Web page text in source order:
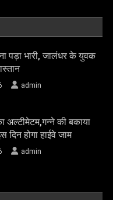
पड़ा भारी, जालंधर के युवक
admin
अल्टीमेटम,गन्ने की बकाया
दिन होगा हाईवे जाम
admin